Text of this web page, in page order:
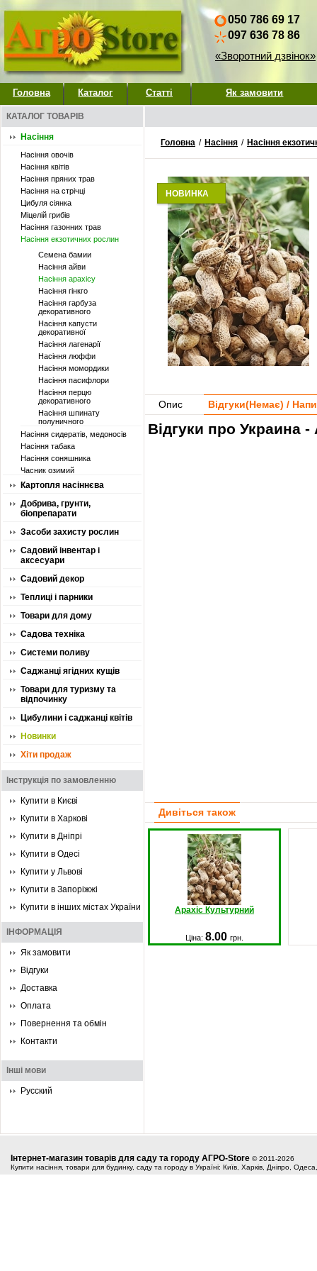
050 786 69 17
097 636 78 86
«Зворотний дзвінок»
Головна Каталог Статті Як замовити
КАТАЛОГ ТОВАРІВ
Насіння
Насіння овочів
Насіння квітів
Насіння пряних трав
Насіння на стрічці
Цибуля сіянка
Міцелій грибів
Насіння газонних трав
Насіння екзотичних рослин
Семена бамии
Насіння айви
Насіння арахісу
Насіння гінкго
Насіння гарбуза
декоративного
Насіння капусти
декоративної
Насіння лагенарії
Насіння люффи
Насіння момордики
Насіння пасифлори
Насіння перцю
декоративного
Насіння шпинату
полуничного
Насіння сидератів, медоносів
Насіння табака
Насіння соняшника
Часник озимий
Картопля насіннєва
Добрива, грунти,
біопрепарати
Засоби захисту рослин
Садовий інвентар і
аксесуари
Садовий декор
Теплиці і парники
Товари для дому
Садова техніка
Системи поливу
Саджанці ягідних кущів
Товари для туризму та
відпочинку
Цибулини і саджанці квітів
Новинки
Хіти продаж
Інструкція по замовленню
Купити в Києві
Купити в Харкові
Купити в Дніпрі
Купити в Одесі
Купити у Львові
Купити в Запоріжжі
Купити в інших містах України
ІНФОРМАЦІЯ
Як замовити
Відгуки
Доставка
Оплата
Повернення та обмін
Контакти
Інші мови
Русский
Головна / Насіння / Насіння
НОВИНКА
Опис Відгуки(Немає) /
Відгуки про Украина
Дивіться також
Арахіс Культурний
Ціна: 8.00 грн.
Інтернет-магазин товарів для саду та городу АГРО-Store © 2011-2026
Купити насіння, товари для будинку, саду та городу в Україні: Київ, Харків, Дніпро,